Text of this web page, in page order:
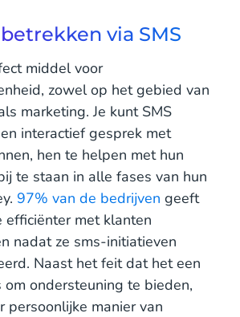
via SMS
middel voor
zowel op het gebied van
marketing. Je kunt SMS
interactief gesprek met
hen te helpen met hun
te staan in alle fases van hun
97% van de bedrijven geeft
efficiënter met klanten
nadat ze sms-initiatieven
Naast het feit dat het een
om ondersteuning te bieden,
persoonlijke manier van